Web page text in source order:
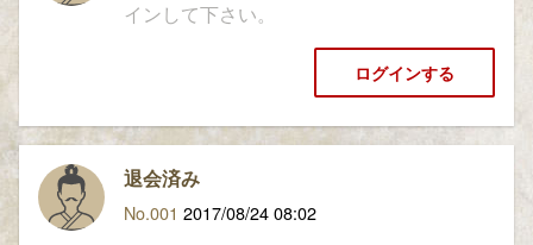
インして下さい。
ログインする
退会済み
No.001 2017/08/24 08:02